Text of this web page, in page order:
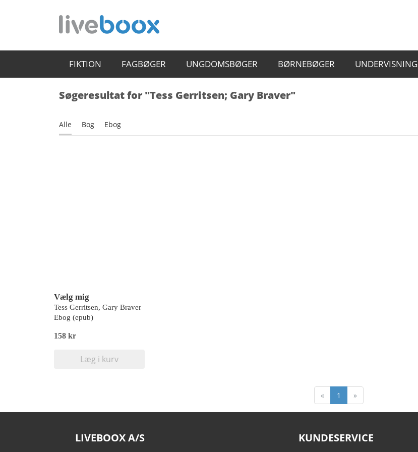
FIKTION FAGBØGER UNGDOMSBØGER BØRNEBØGER UNDERVISNING
Søgeresultat for "Tess Gerritsen; Gary Braver"
Alle Bog Ebog
Vælg mig
Tess Gerritsen, Gary Braver
Ebog (epub)
158 kr
Læg i kurv
« 1 »
LIVEBOOX A/S KUNDESERVICE